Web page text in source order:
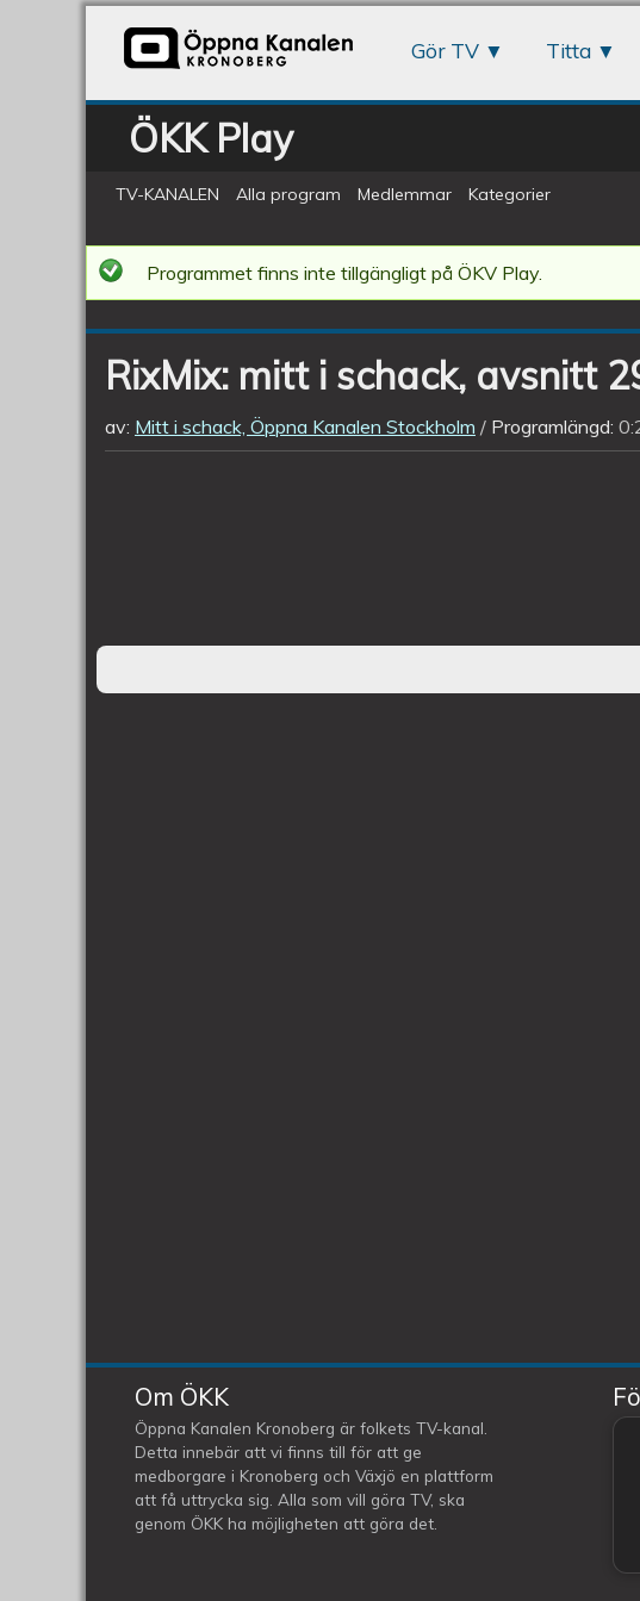
Gör TV Titta
ÖKK Play
TV-KANALEN Alla program Medlemmar Kategorier
RixMix:
mitt
i
schack,
avsnitt
Programmet finns inte tillgängligt på ÖKV Play.
RixMix: mitt i schack, avsnitt
av: Mitt i schack, Öppna Kanalen Stockholm Programlängd:
Om ÖKK
Öppna Kanalen Kronoberg är folkets TV-kanal.
Detta innebär att vi finns till för att ge
medborgare i Kronoberg och Växjö en plattform
att få uttrycka sig. Alla som vill göra TV, ska
genom ÖKK ha möjligheten att göra det.